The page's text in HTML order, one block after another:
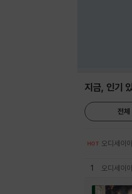
지금, 인기
전체
HOT 오디세이
1 오디세이